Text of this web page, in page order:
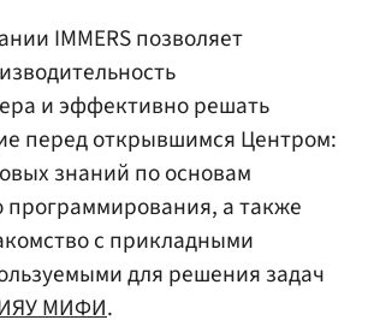
IMMERS позволяет
и эффективно решать
перед открывшимся Центром:
знаний по основам
программирования, а также
с прикладными
для решения задач
МИФИ.